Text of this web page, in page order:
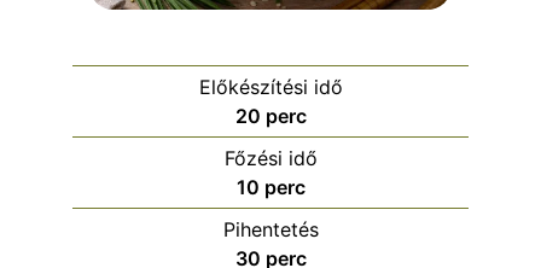
Előkészítési idő
20j
e
g
y
z
ő
perc
Főzési idő
10j
e
g
perc
Pihentetés
30j perc